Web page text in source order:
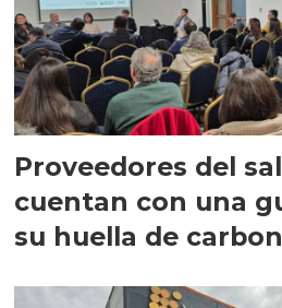
Proveedores del
cuentan con una
su huella de